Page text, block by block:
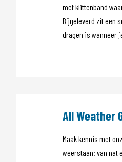
met klittenband
Bijgeleverd zit een
dragen is wanneer
All Weather
Maak kennis met
weerstaan: van nat